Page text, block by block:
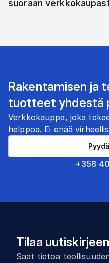
suoraan
Rakentamisen ja
tuotteet yhdestä
Verkkokauppa, joka
helppoa. Ei enää
+358
Tilaa
Saat tietoa